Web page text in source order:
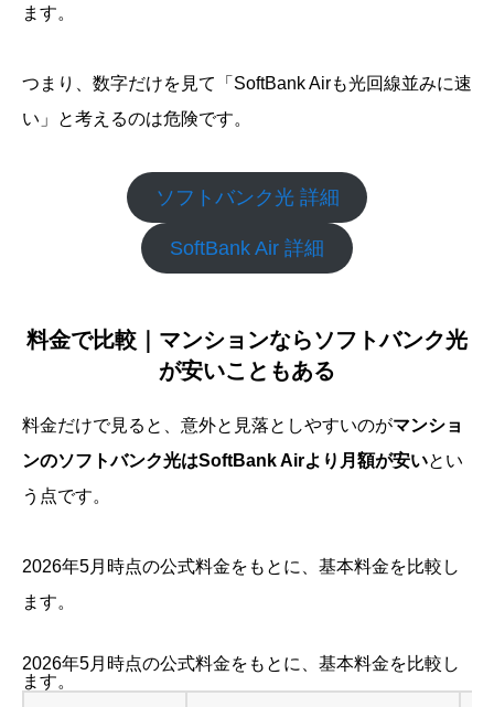
ます。
つまり、数字だけを見て「SoftBank Airも光回線並みに速
い」と考えるのは危険です。
ソフトバンク光 詳細
SoftBank Air 詳細
料金で比較｜マンションならソフトバンク光
が安いこともある
料金だけで見ると、意外と見落としやすいのがマンショ
ンのソフトバンク光はSoftBank Airより月額が安いとい
う点です。
2026年5月時点の公式料金をもとに、基本料金を比較し
ます。
2026年5月時点の公式料金をもとに、基本料金を比較し
ます。